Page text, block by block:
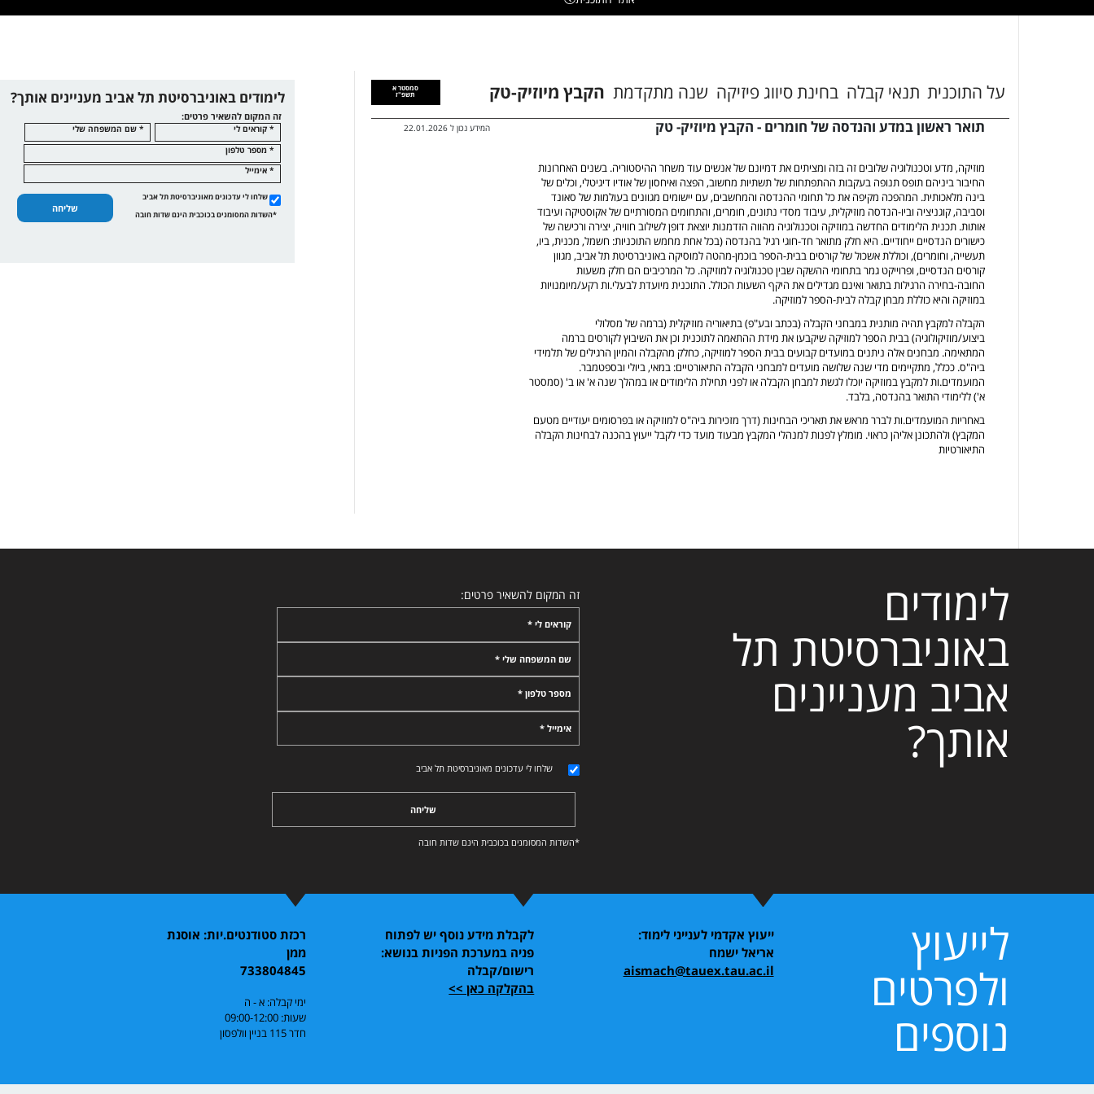
סמסטר א
תשפ"ז
המידע נכון ל 22.01.2026
על התוכנית תנאי קבלה בחינת סיווג פיזיקה שנה מתקדמת הקבץ מיוזיק-טק
תואר ראשון במדע והנדסה של חומרים - הקבץ מיוזיק- טק
מוזיקה, מדע וטכנולוגיה שלובים זה בזה ומציתים את דמיונם של אנשים עוד משחר ההיסטוריה. בשנים האחרונות
החיבור ביניהם תופס תנופה בעקבות ההתפתחות של תשתיות מחשוב, הפצה ואיחסון של אודיו דיגיטלי, וכלים של
בינה מלאכותית. המהפכה מקיפה את כל תחומי ההנדסה והמחשבים, עם יישומים מגוונים בעולמות של סאונד
וסביבה, קוגניציה וביו-הנדסה מוזיקלית, עיבוד מסדי נתונים, חומרים, והתחומים המסורתיים של אקוסטיקה ועיבוד
אותות. תכנית הלימודים החדשה במוזיקה וטכנולוגיה מהווה הזדמנות יוצאת דופן לשילוב חוויה, יצירה ורכישה של
כישורים הנדסיים ייחודיים. היא חלק מתואר חד-חוגי רגיל בהנדסה (בכל אחת מחמש התוכניות: חשמל, מכנית, ביו,
תעשייה, וחומרים), וכוללת אשכול של קורסים בבית-הספר בוכמן-מהטה למוסיקה באוניברסיטת תל אביב, מגוון
קורסים הנדסיים, ופרוייקט גמר בתחומי ההשקה שבין טכנולוגיה למוזיקה. כל המרכיבים הם חלק משעות
החובה-בחירה הרגילות בתואר ואינם מגדילים את היקף השעות הכולל. התוכנית מיועדת לבעלי.ות רקע/מיומנויות
במוזיקה והיא כוללת מבחן קבלה לבית-הספר למוזיקה.
הקבלה למקבץ תהיה מותנית במבחני הקבלה (בכתב ובע"פ) בתיאוריה מוזיקלית (ברמה של מסלולי
ביצוע/מוזיקולוגיה) בבית הספר למוזיקה שיקבעו את מידת ההתאמה לתוכנית וכן את השיבוץ לקורסים ברמה
המתאימה. מבחנים אלה ניתנים במועדים קבועים בבית הספר למוזיקה, כחלק מהקבלה והמיון הרגילים של תלמידי
ביה"ס. ככלל, מתקיימים מדי שנה שלושה מועדים למבחני הקבלה התיאורטיים: במאי, ביולי ובספטמבר.
המועמדים.ות למקבץ במוזיקה יוכלו לגשת למבחן הקבלה או לפני תחילת הלימודים או במהלך שנה א' או ב' (סמסטר
א') ללימודי התואר בהנדסה, בלבד.
באחריות המועמדים.ות לברר מראש את תאריכי הבחינות (דרך מזכירות ביה"ס למוזיקה או בפרסומים יעודיים מטעם
המקבץ) ולהתכונן אליהן כראוי. מומלץ לפנות למנהלי המקבץ מבעוד מועד כדי לקבל ייעוץ בהכנה לבחינות הקבלה
התיאורטיות
לימודים באוניברסיטת תל אביב מעניינים אותך?
זה המקום להשאיר פרטים:
* קוראים לי
* שם המשפחה שלי
* מספר טלפון
* אימייל
שלחו לי עדכונים מאוניברסיטת תל אביב
שליחה
*השדות המסומנים בכוכבית הינם שדות חובה
לימודים
באוניברסיטת תל
אביב מעניינים
אותך?
זה המקום להשאיר פרטים:
קוראים לי *
שם המשפחה שלי *
מספר טלפון *
אימייל *
שלחו לי עדכונים מאוניברסיטת תל אביב
שליחה
*השדות המסומנים בכוכבית הינם שדות חובה
לייעוץ
ולפרטים
נוספים
ייעוץ אקדמי לענייני לימוד:
אריאל ישמח
aismach@tauex.tau.ac.il
לקבלת מידע נוסף יש לפתוח
פניה במערכת הפניות בנושא:
רישום/קבלה
בהקלקה כאן >>
רכזת סטודנטים.יות: אוסנת
ממן
733804845
ימי קבלה: א - ה
שעות: 09:00-12:00
חדר 115 בניין וולפסון